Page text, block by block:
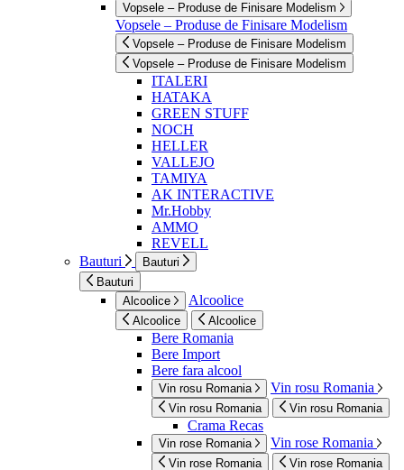
Vopsele – Produse de Finisare Modelism
Vopsele – Produse de Finisare Modelism
Vopsele – Produse de Finisare Modelism
Vopsele – Produse de Finisare Modelism
ITALERI
HATAKA
GREEN STUFF
NOCH
HELLER
VALLEJO
TAMIYA
AK INTERACTIVE
Mr.Hobby
AMMO
REVELL
Bauturi
Bauturi
Bauturi
Alcoolice
Alcoolice
Alcoolice Alcoolice
Bere Romania
Bere Import
Bere fara alcool
Vin rosu Romania Vin rosu Romania
Vin rosu Romania Vin rosu Romania
Crama Recas
Vin rose Romania Vin rose Romania
Vin rose Romania Vin rose Romania